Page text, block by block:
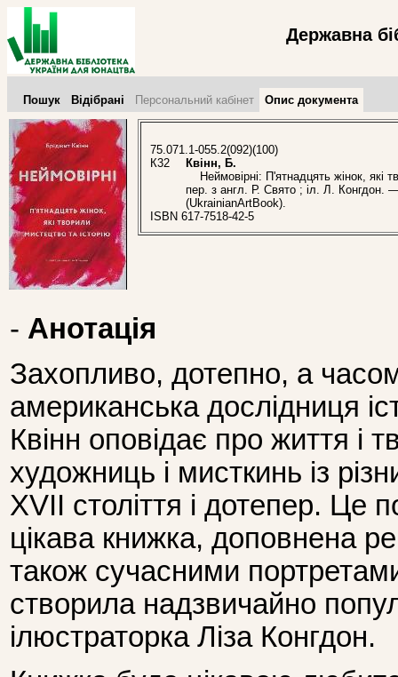
Державна
Пошук Відібрані Персональний кабінет Опис документа
75.071.1-055.2(092)(100)
К32
Квінн, Б.
Неймовірні: П'ятнадцять жінок, які
пер. з англ. Р. Свято ; іл. Л.
(UkrainianArtBook).
ISBN 617-7518-42-5
- Анотація
Захопливо, дотепно, а часом
американська дослідниця
Квінн оповідає про життя і
художниць і мисткинь із
XVII століття і дотепер. Це
цікава книжка, доповнена
також сучасними
створила надзвичайно
ілюстраторка Ліза Конгдон.